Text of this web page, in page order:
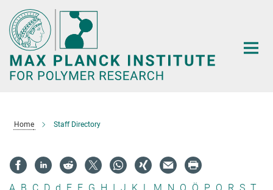
Main-
Content
Home Staff Directory